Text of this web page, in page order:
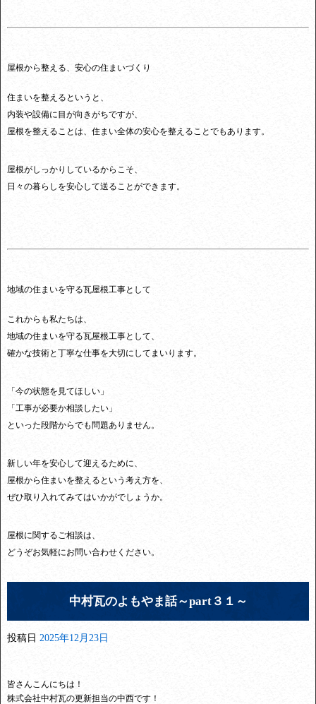
屋根から整える、安心の住まいづくり
住まいを整えるというと、
内装や設備に目が向きがちですが、
屋根を整えることは、住まい全体の安心を整えることでもあります。
屋根がしっかりしているからこそ、
日々の暮らしを安心して送ることができます。
地域の住まいを守る瓦屋根工事として
これからも私たちは、
地域の住まいを守る瓦屋根工事として、
確かな技術と丁寧な仕事を大切にしてまいります。
「今の状態を見てほしい」
「工事が必要か相談したい」
といった段階からでも問題ありません。
新しい年を安心して迎えるために、
屋根から住まいを整えるという考え方を、
ぜひ取り入れてみてはいかがでしょうか。
屋根に関するご相談は、
どうぞお気軽にお問い合わせください。
中村瓦のよもやま話～part３１～
投稿日 2025年12月23日
皆さんこんにちは！
株式会社中村瓦の更新担当の中西です！